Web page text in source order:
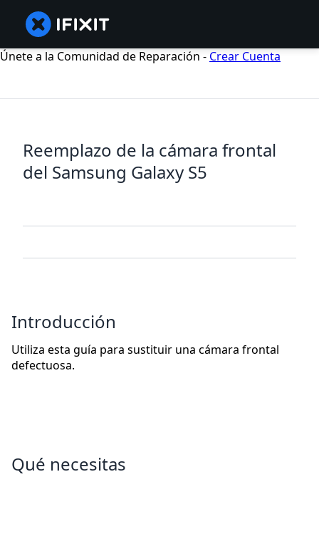
Únete a la Comunidad de Reparación - Crear Cuenta
Reemplazo de la cámara frontal
del Samsung Galaxy S5
Introducción
Utiliza esta guía para sustituir una cámara frontal
defectuosa.
Qué necesitas